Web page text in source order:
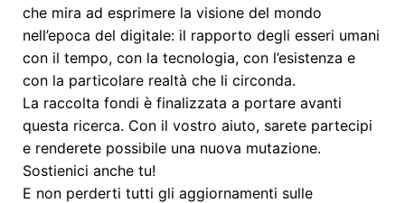
che mira ad esprimere la visione del mondo
nell’epoca del digitale: il rapporto degli esseri umani
con il tempo, con la tecnologia, con l’esistenza e
con la particolare realtà che li circonda.
La raccolta fondi è finalizzata a portare avanti
questa ricerca. Con il vostro aiuto, sarete partecipi
e renderete possibile una nuova mutazione.
Sostienici anche tu!
E non perderti tutti gli aggiornamenti sulle